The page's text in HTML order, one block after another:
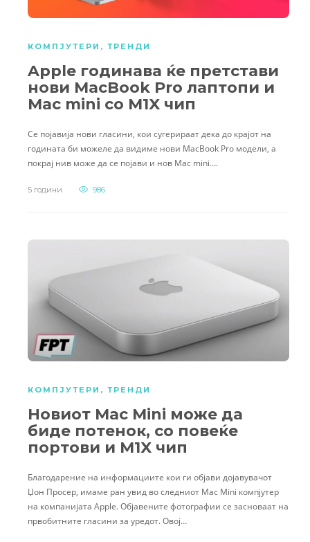
КОМПЈУТЕРИ , ТРЕНДИ
Apple годинава ќе претстави
нови MacBook Pro лаптопи и
Mac mini со M1X чип
Се појавија нови гласини, кои сугерираат дека до крајот на
годината би можеле да видиме нови MacBook Pro модели, а
покрај нив може да се појави и нов Mac mini….
5 години 986
КОМПЈУТЕРИ , ТРЕНДИ
Новиот Mac Mini може да
биде потенок, со повеќе
портови и M1X чип
Благодарение на информациите кои ги објави дојавувачот
Џон Просер, имаме ран увид во следниот Mac Mini компјутер
на компанијата Apple. Објавените фотографии се засноваат на
првобитните гласини за уредот. Овој…